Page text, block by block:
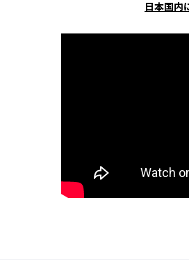
日本国内